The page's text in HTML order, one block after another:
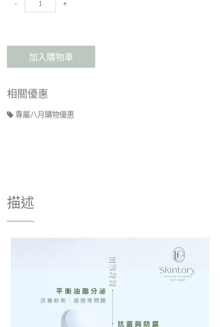
- +
加入購物車
相關優惠
專屬八月購物優惠
描述